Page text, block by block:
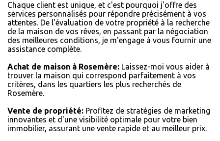
Chaque client est unique, et c'est pourquoi j'offre des
services personnalisés pour répondre précisément à vos
attentes. De l'évaluation de votre propriété à la recherche
de la maison de vos rêves, en passant par la négociation
des meilleures conditions, je m'engage à vous fournir une
assistance complète.
Achat de maison à Rosemère: Laissez-moi vous aider à
trouver la maison qui correspond parfaitement à vos
critères, dans les quartiers les plus recherchés de
Rosemère.
Vente de propriété: Profitez de stratégies de marketing
innovantes et d'une visibilité optimale pour votre bien
immobilier, assurant une vente rapide et au meilleur prix.